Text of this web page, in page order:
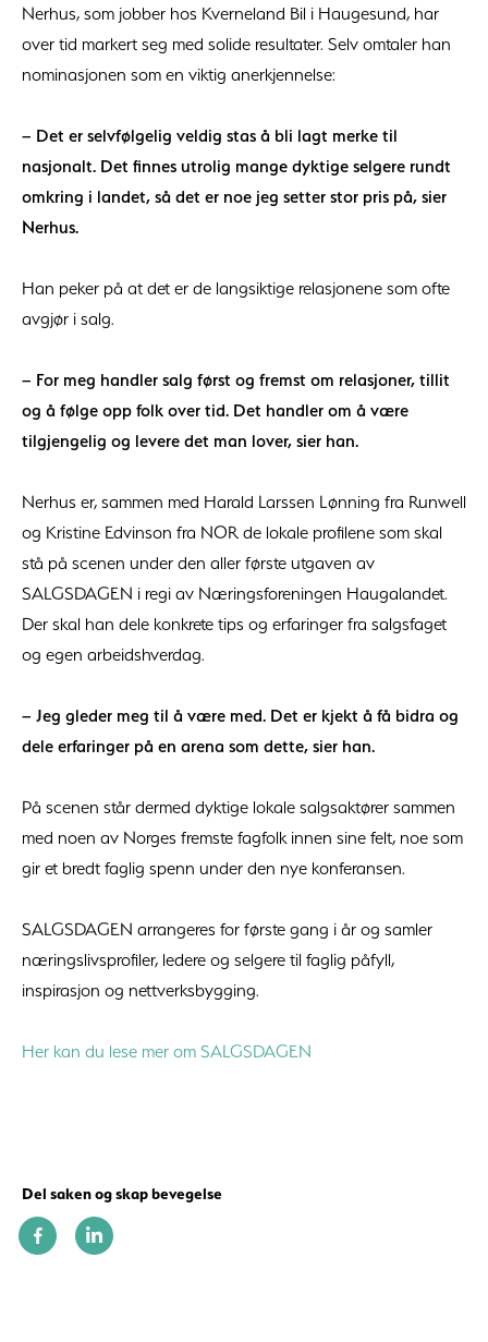
Nerhus, som jobber hos Kverneland Bil i Haugesund, har
over tid markert seg med solide resultater. Selv omtaler han
nominasjonen som en viktig anerkjennelse:
– Det er selvfølgelig veldig stas å bli lagt merke til
nasjonalt. Det finnes utrolig mange dyktige selgere rundt
omkring i landet, så det er noe jeg setter stor pris på, sier
Nerhus.
Han peker på at det er de langsiktige relasjonene som ofte
avgjør i salg.
– For meg handler salg først og fremst om relasjoner, tillit
og å følge opp folk over tid. Det handler om å være
tilgjengelig og levere det man lover, sier han.
Nerhus er, sammen med Harald Larssen Lønning fra Runwell
og Kristine Edvinson fra NOR de lokale profilene som skal
stå på scenen under den aller første utgaven av
SALGSDAGEN i regi av Næringsforeningen Haugalandet.
Der skal han dele konkrete tips og erfaringer fra salgsfaget
og egen arbeidshverdag.
– Jeg gleder meg til å være med. Det er kjekt å få bidra og
dele erfaringer på en arena som dette, sier han.
På scenen står dermed dyktige lokale salgsaktører sammen
med noen av Norges fremste fagfolk innen sine felt, noe som
gir et bredt faglig spenn under den nye konferansen.
SALGSDAGEN arrangeres for første gang i år og samler
næringslivsprofiler, ledere og selgere til faglig påfyll,
inspirasjon og nettverksbygging.
Her kan du lese mer om SALGSDAGEN
Del saken og skap bevegelse